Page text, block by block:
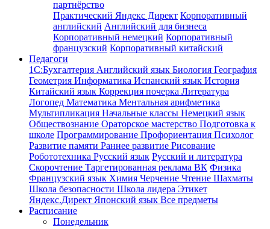
партнёрство
Практический Яндекс Директ Корпоративный
английский Английский для бизнеса
Корпоративный немецкий Корпоративный
французский Корпоративный китайский
Педагоги
1С:Бухгалтерия Английский язык Биология География
Геометрия Информатика Испанский язык История
Китайский язык Коррекция почерка Литература
Логопед Математика Ментальная арифметика
Мультипликация Начальные классы Немецкий язык
Обществознание Ораторское мастерство Подготовка к
школе Программирование Профориентация Психолог
Развитие памяти Раннее развитие Рисование
Робототехника Русский язык Русский и литература
Скорочтение Таргетированная реклама ВК Физика
Французский язык Химия Черчение Чтение Шахматы
Школа безопасности Школа лидера Этикет
Яндекс.Директ Японский язык Все предметы
Расписание
Понедельник